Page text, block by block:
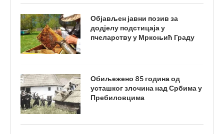
Објављен јавни позив за
додјелу подстицаја у
пчеларству у Мркоњић Граду
Обиљежено 85 година од
усташког злочина над Србима у
Пребиловцима